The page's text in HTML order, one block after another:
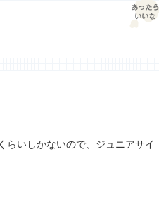
らいしかないので、ジュニアサイ